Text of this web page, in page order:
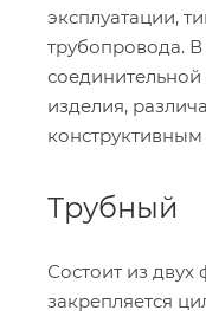
эксплуатации,
трубопровода.
изделия,
Трубный
Состоит из
закрепляется